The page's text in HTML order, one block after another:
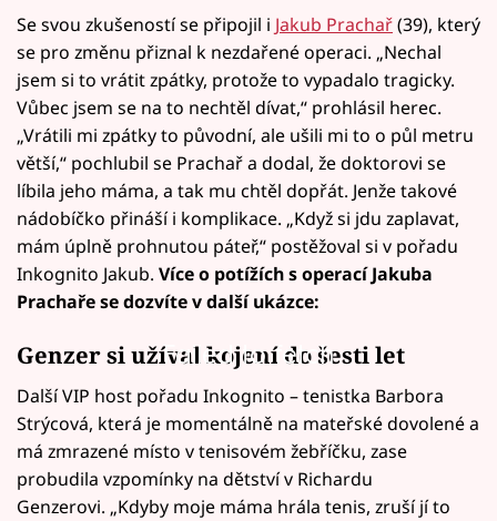
Se svou zkušeností se připojil i Jakub Prachař(39), který
se pro změnu přiznal k nezdařené operaci. „Nechal
jsem si to vrátit zpátky, protože to vypadalo tragicky.
Vůbec jsem se na to nechtěl dívat,“ prohlásil herec.
„Vrátili mi zpátky to původní, ale ušili mi to o půl metru
větší,“ pochlubil se Prachař a dodal, že doktorovi se
líbila jeho máma, a tak mu chtěl dopřát. Jenže takové
nádobíčko přináší i komplikace. „Když si jdu zaplavat,
mám úplně prohnutou páteř,“ postěžoval si v pořadu
Inkognito Jakub. Více o potížích s operací Jakuba
Prachaře se dozvíte v další ukázce:
Failed to fetch
Genzer si užíval kojení do šesti let
Další VIP host pořadu Inkognito – tenistka Barbora
Strýcová, která je momentálně na mateřské dovolené a
má zmrazené místo v tenisovém žebříčku, zase
probudila vzpomínky na dětství v Richardu
Genzerovi. „Kdyby moje máma hrála tenis, zruší jí to